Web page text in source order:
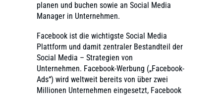
planen und buchen sowie an Social Media
Manager in Unternehmen.
Facebook ist die wichtigste Social Media
Plattform und damit zentraler Bestandteil der
Social Media – Strategien von
Unternehmen. Facebook-Werbung („Facebook-
Ads“) wird weltweit bereits von über zwei
Millionen Unternehmen eingesetzt, Facebook